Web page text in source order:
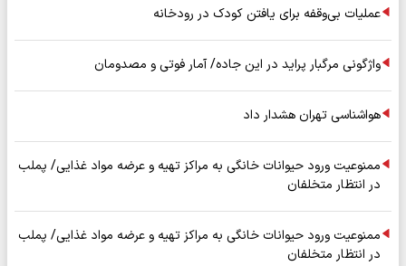
عملیات بی‌وقفه برای یافتن کودک در رودخانه
واژگونی مرگبار پراید در این جاده/ آمار فوتی و مصدومان
هواشناسی تهران هشدار داد
ممنوعیت ورود حیوانات خانگی به مراکز تهیه و عرضه مواد غذایی/ پملب
در انتظار متخلفان
ممنوعیت ورود حیوانات خانگی به مراکز تهیه و عرضه مواد غذایی/ پملب
در انتظار متخلفان